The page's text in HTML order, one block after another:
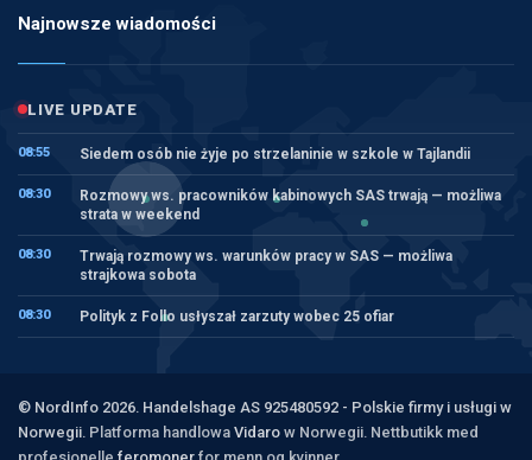
Najnowsze wiadomości
LIVE UPDATE
08:55 Siedem osób nie żyje po strzelaninie w szkole w Tajlandii
08:30
Rozmowy ws. pracowników kabinowych SAS trwają — możliwa
strata w weekend
08:30
Trwają rozmowy ws. warunków pracy w SAS — możliwa
strajkowa sobota
08:30 Polityk z Follo usłyszał zarzuty wobec 25 ofiar
© NordInfo 2026. Handelshage AS 925480592 - Polskie firmy i usługi w
Norwegii. Platforma handlowa Vidaro w Norwegii. Nettbutikk med